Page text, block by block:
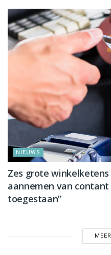
NIEUWS
Zes grote
aannemen van contant
toegestaan”